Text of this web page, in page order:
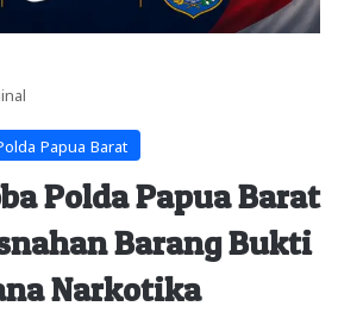
Papua Barat
Polda Papua Barat
Barang Bukti
Narkotika